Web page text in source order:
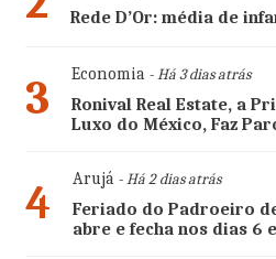
Rede D’Or: média de
3 Economia- Há 3 dias atrás
Ronival Real Estate, a
Luxo do México, Faz
4 Arujá- Há 2 dias atrás
Feriado do Padroeiro
abre e fecha nos dias 6